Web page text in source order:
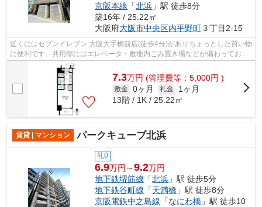
京阪本線 「北浜 」駅 徒歩8分
築16年 / 25.22㎡
大阪府大阪市中央区内平野町３丁目2-15
近くにはセブンイレブン 大阪大手橋前店(徒歩4分)がありちょっとした買い物
に便利です。共用部にはエレベータ・敷地内ごみ置き場などが備わっており
とても充実しています。こだわり派...
7.3万円 (管理費等：5,000円 )
敷金 0ヶ月 礼金
1ヶ月
13階 / 1K / 25.22㎡
賃貸 | マンション パークキューブ北浜
礼0
6.9万円～9.2万円
地下鉄堺筋線 「北浜 」駅 徒歩5分
地下鉄谷町線 「天満橋 」駅 徒歩8分
京阪電鉄中之島線 「なにわ橋 」駅 徒歩10